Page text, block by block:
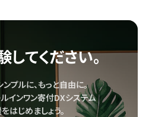
してください。
プルに、もっと自由に。
インワン寄付DXシステム
はじめましょう。